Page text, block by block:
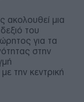
μια
του
για τα
στην
την κεντρική